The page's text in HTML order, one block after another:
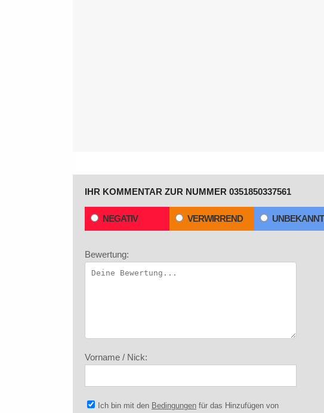
IHR KOMMENTAR ZUR NUMMER 0351850337561
NEGATIV VERWIRREND
Bewertung:
Vorname / Nick:
Ich bin mit den Bedingungen für das Hinzufügen von